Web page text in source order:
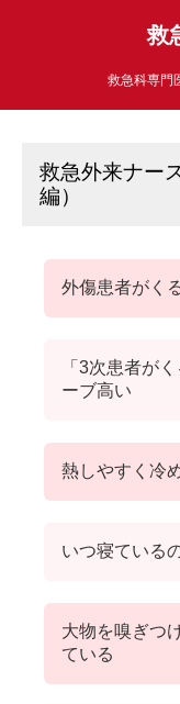
救
救急科専門
救急外来ナー
編）
外傷患者がく
「3次患者が
ーブ高い
熱しやすく冷
いつ寝ている
大物を嗅ぎつ
ている